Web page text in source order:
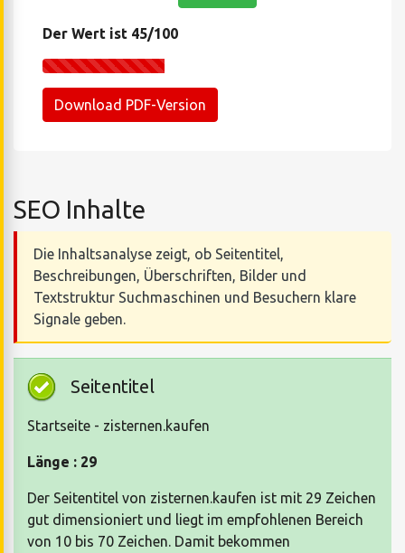
Der Wert ist 45/100
Download PDF-Version
SEO Inhalte
Die Inhaltsanalyse zeigt, ob Seitentitel,
Beschreibungen, Überschriften, Bilder und
Textstruktur Suchmaschinen und Besuchern klare
Signale geben.
Seitentitel
Startseite - zisternen.kaufen
Länge : 29
Der Seitentitel von zisternen.kaufen ist mit 29 Zeichen
gut dimensioniert und liegt im empfohlenen Bereich
von 10 bis 70 Zeichen. Damit bekommen